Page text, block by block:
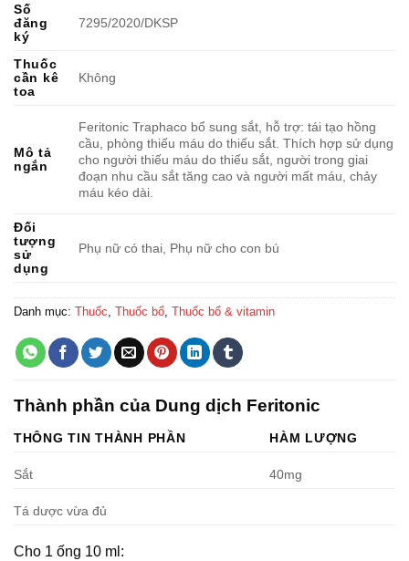
Số
đăng
ký
7295/2020/DKSP
Thuốc
cần kê
toa
Không
Mô tả
ngắn
Feritonic Traphaco bổ sung sắt, hỗ trợ: tái tạo hồng
cầu, phòng thiếu máu do thiếu sắt. Thích hợp sử dụng
cho người thiếu máu do thiếu sắt, người trong giai
đoạn nhu cầu sắt tăng cao và người mất máu, chảy
máu kéo dài.
Đối
tượng
sử
dụng
Phụ nữ có thai, Phụ nữ cho con bú
Danh mục: Thuốc Thuốc bổ Thuốc bổ & vitamin
Thành phần của Dung dịch Feritonic
THÔNG TIN THÀNH PHẦN HÀM LƯỢNG
Sắt 40mg
Tá dược vừa đủ
Cho 1 ống 10 ml: